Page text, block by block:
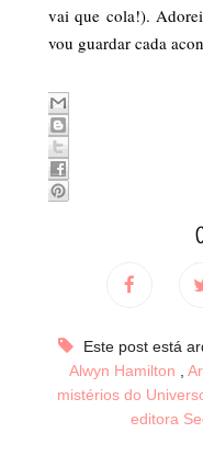
vai que cola!).
vou guardar cada
Este post está
Alwyn Hamilton
mistérios do
editora